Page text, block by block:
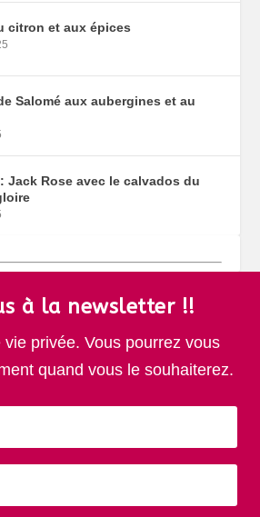
citron et aux épices
Salomé aux aubergines et au
Jack Rose avec le calvados du
à la newsletter !!
privée. Vous pourrez vous
quand vous le souhaiterez.